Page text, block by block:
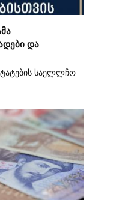
და
საელლჩო